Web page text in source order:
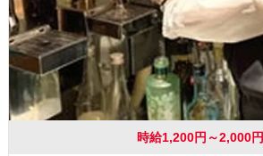
時給1,200円～2,000円